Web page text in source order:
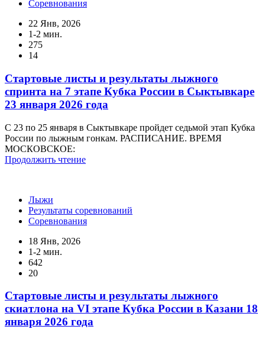
Соревнования
22 Янв, 2026
1-2 мин.
275
14
Стартовые листы и результаты лыжного
спринта на 7 этапе Кубка России в Сыктывкаре
23 января 2026 года
С 23 по 25 января в Сыктывкаре пройдет седьмой этап Кубка
России по лыжным гонкам. РАСПИСАНИЕ. ВРЕМЯ
МОСКОВСКОЕ:
Продолжить чтение
Лыжи
Результаты соревнований
Соревнования
18 Янв, 2026
1-2 мин.
642
20
Стартовые листы и результаты лыжного
скиатлона на VI этапе Кубка России в Казани 18
января 2026 года